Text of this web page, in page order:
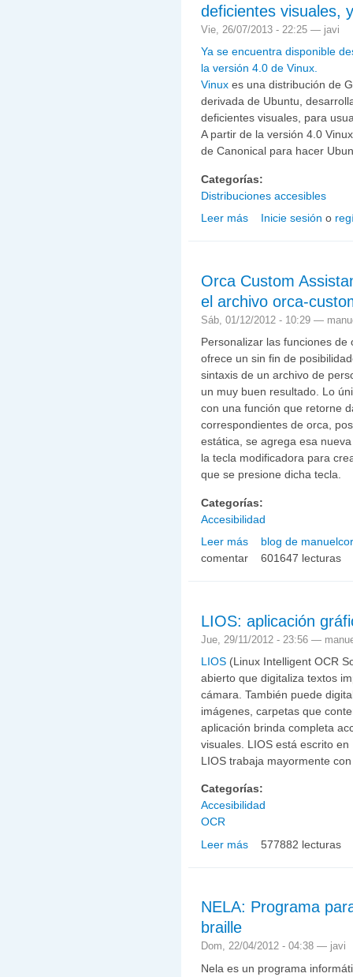
deficientes visuales,
Vie, 26/07/2013 - 22:25 — javi
Ya se encuentra disponible
la versión 4.0 de Vinux.
Vinux es una distribución de
derivada de Ubuntu,
deficientes visuales, para
A partir de la versión 4.0
de Canonical para hacer
Categorías:
Distribuciones accesibles
Leer más sobre Vinux 4.0.
Inicie sesión o
Orca Custom
el archivo orca-
Sáb, 01/12/2012 - 10:29 —
Personalizar las funciones
ofrece un sin fin de
sintaxis de un archivo de
un muy buen resultado. Lo
con una función que retorne
correspondientes de orca,
estática, se agrega esa
la tecla modificadora para
que se presione dicha tecla.
Categorías:
Accesibilidad
Leer más sobre Orca Custom
customizations.py
blog de
comentar
601647 lecturas
LIOS: aplicación
Jue, 29/11/2012 - 23:56 —
LIOS (Linux Intelligent OCR
abierto que digitaliza textos
cámara. También puede
imágenes, carpetas que
aplicación brinda completa
visuales. LIOS está escrito
LIOS trabaja mayormente
Categorías:
Accesibilidad
OCR
Leer más sobre LIOS: aplicación
577882 lecturas
NELA: Programa
braille
Dom, 22/04/2012 - 04:38 — javi
Nela es un programa